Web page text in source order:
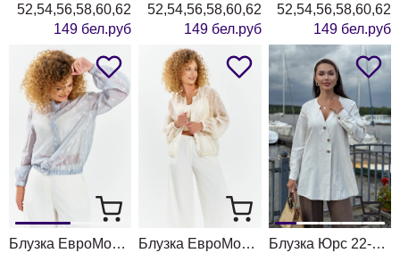
52,54,56,58,60,62
149 бел.руб
52,54,56,58,60,62
149 бел.руб
52,54,56,58,60,62
149 бел.руб
Блузка ЕвроМода 744 серо-голубой Блузка ЕвроМода 744 молочный Блузка Юрс 22-893-6